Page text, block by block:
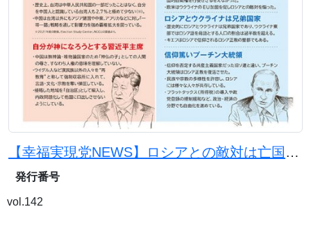
【幸福実現党NEWS】ロシアとの敵対は亡国の選択 中国の脅威に備えを
発行番号
vol.142